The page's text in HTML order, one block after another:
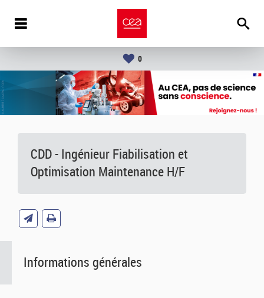
0
CDD - Ingénieur Fiabilisation et
Optimisation Maintenance H/F
Informations générales